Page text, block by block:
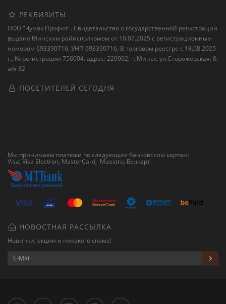
РЕКВИЗИТЫ
ООО "Чумак Профит". Свидетельство о государственной регистрации
выдано Минским райисполкомом от 10.07.2025 с регистрационным
номером 693390716, УНП 693390716, В торговом реестре с 18.08.2025
г., № регистрации 756004. адрес: 220002, г. Минск, ул.Сторожевская, 8,
а/я 82
ПОСЕТИТЕЛЕЙ СЕГОДНЯ
Мы принимаем платежи по следующим банковским картам:
Visa, Visa Electron, MasterCard, Maestro, Белкарт.
НОВОСТНАЯ РАССЫЛКА
Новинки, акции и никакого спама!